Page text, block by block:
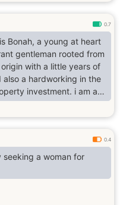
0.7
Bonah, a young at heart
gentleman rooted from
with a little years of
also a hardworking in the
investment. i am a
room whenever i settled
to bring joy to the hearts
is the key that opens
everyone's heart. let's
since we have is
the changes we have
0.4
seeking a woman for